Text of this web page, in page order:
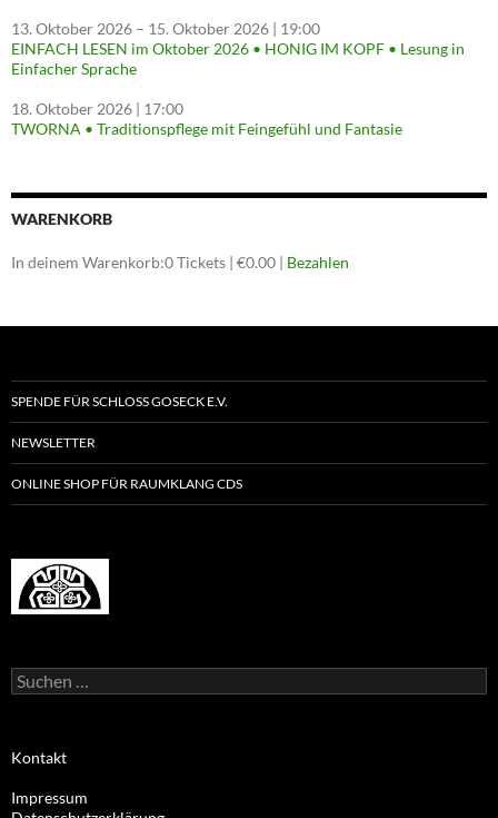
13. Oktober 2026 – 15. Oktober 2026 | 19:00
EINFACH LESEN im Oktober 2026 • HONIG IM KOPF • Lesung in
Einfacher Sprache
18. Oktober 2026 | 17:00
TWORNA • Traditionspflege mit Feingefühl und Fantasie
WARENKORB
In deinem Warenkorb:0Tickets | €0.00 | Bezahlen
SPENDE FÜR SCHLOSS GOSECK E.V.
NEWSLETTER
ONLINE SHOP FÜR RAUMKLANG CDS
Suchen
nach:
Kontakt
Impressum